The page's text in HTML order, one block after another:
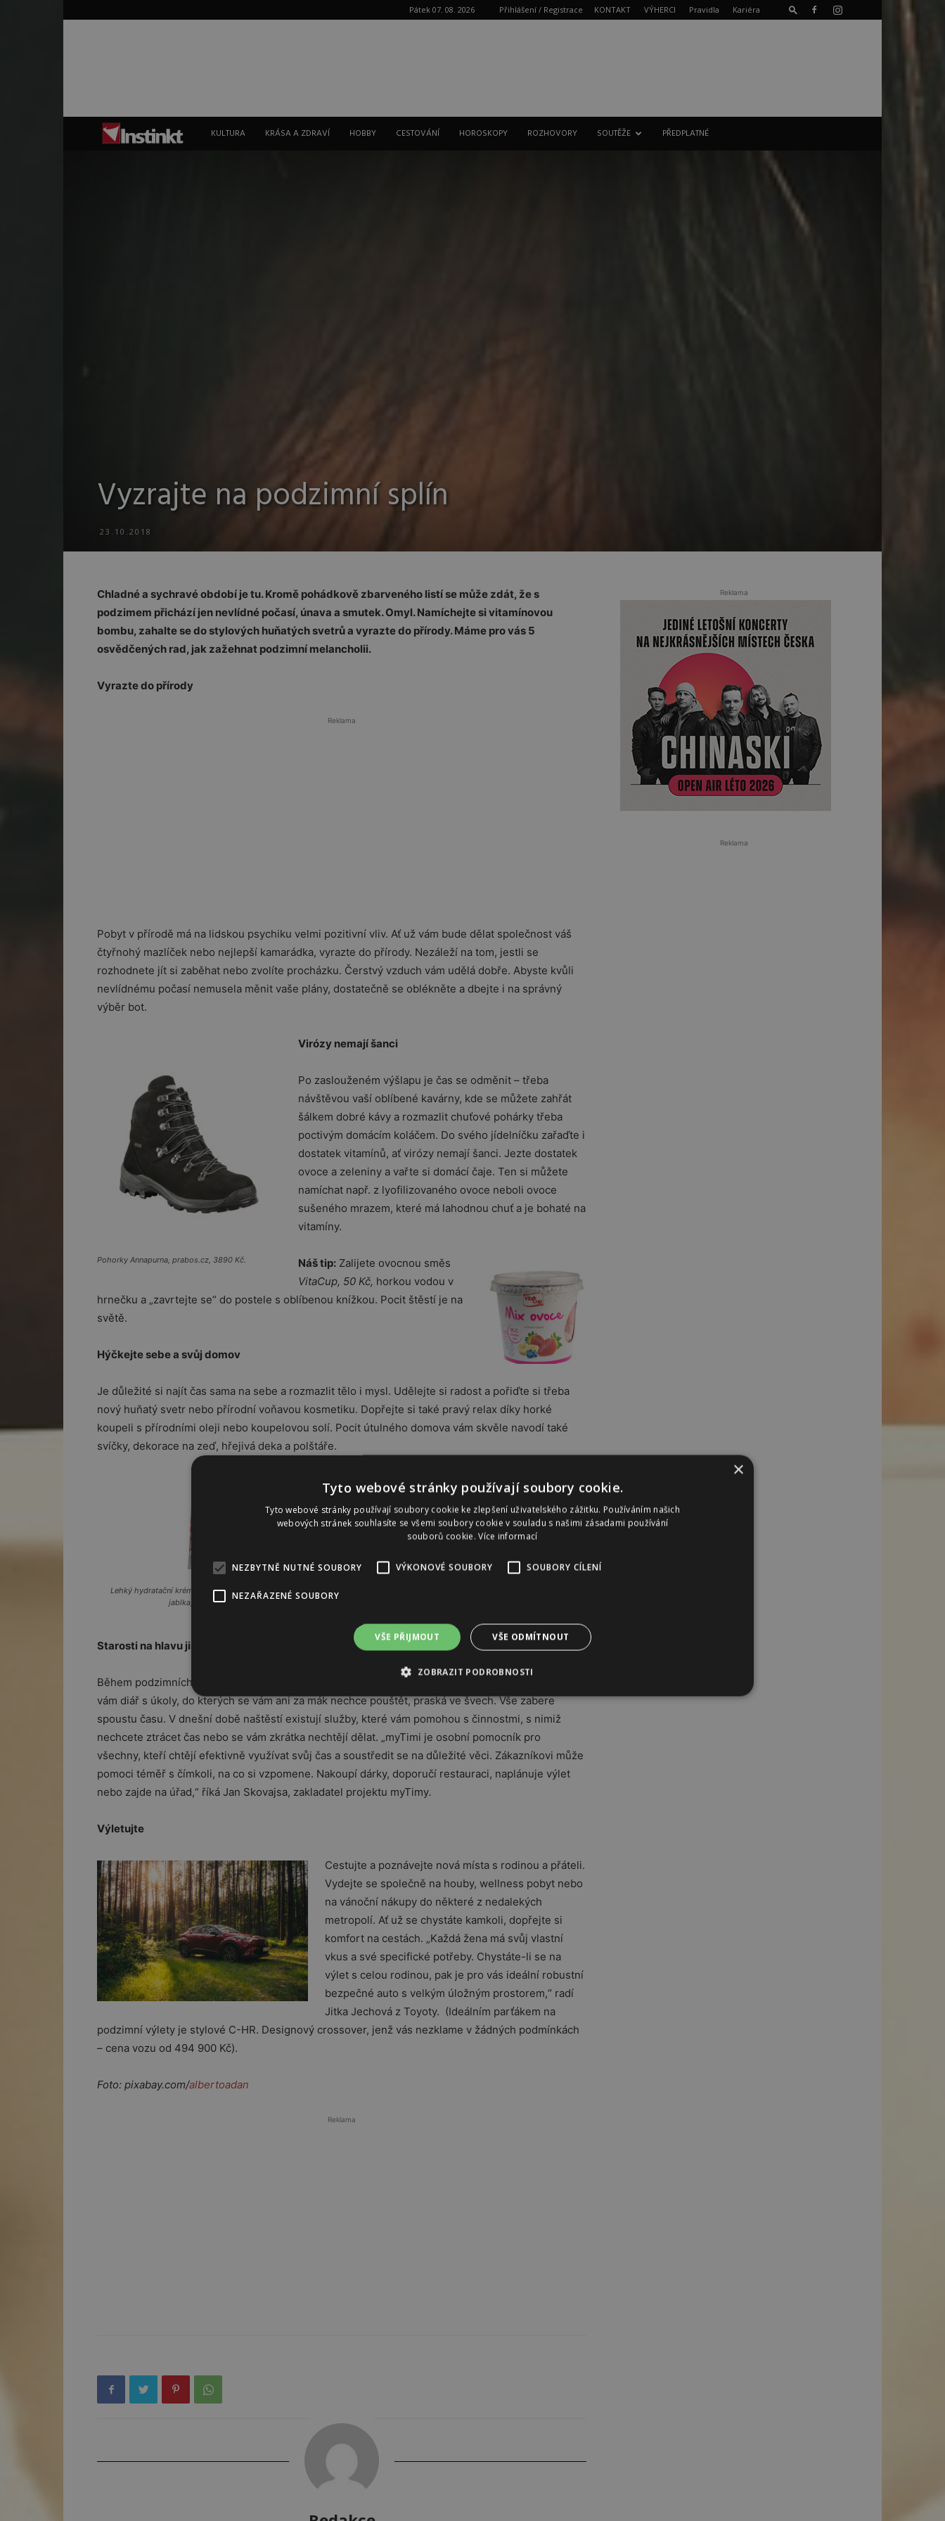
Pátek 07. 08. 2026 Přihlášení / Registrace KONTAKT VÝHERCI Pravidla Kariéra
Instinkt
KULTURA KRÁSA A ZDRAVÍ HOBBY CESTOVÁNÍ HOROSKOPY ROZHOVORY SOUTĚŽE PŘEDPLATNÉ
Vyzrajte na podzimní splín
23.10.2018
Chladné a sychravé období je tu. Kromě pohádkově zbarveného listí se může zdát, že s
podzimem přichází jen nevlídné počasí, únava a smutek. Omyl. Namíchejte si vitamínovou
bombu, zahalte se do stylových huňatých svetrů a vyrazte do přírody. Máme pro vás 5
osvědčených rad, jak zažehnat podzimní melancholii.
Vyrazte do přírody
Reklama
Pobyt v přírodě má na lidskou psychiku velmi pozitivní vliv. Ať už vám bude dělat společnost váš
čtyřnohý mazlíček nebo nejlepší kamarádka, vyrazte do přírody. Nezáleží na tom, jestli se
rozhodnete jít si zaběhat nebo zvolíte procházku. Čerstvý vzduch vám udělá dobře. Abyste kvůli
nevlídnému počasí nemusela měnit vaše plány, dostatečně se oblékněte a dbejte i na správný
výběr bot.
Pohorky Annapurna, prabos.cz, 3890 Kč.
Virózy nemají šanci
Po zaslouženém výšlapu je čas se odměnit – třeba
návštěvou vaší oblíbené kavárny, kde se můžete zahřát
šálkem dobré kávy a rozmazlit chuťové pohárky třeba
poctivým domácím koláčem. Do svého jídelníčku zařaďte i
dostatek vitamínů, ať virózy nemají šanci. Jezte dostatek
ovoce a zeleniny a vařte si domácí čaje. Ten si můžete
namíchat např. z lyofilizovaného ovoce neboli ovoce
sušeného mrazem, které má lahodnou chuť a je bohaté na
vitamíny.
Náš tip: Zalijete ovocnou směs
VitaCup, 50 Kč, horkou vodou v
hrnečku a „zavrtejte se“ do postele s oblíbenou knížkou. Pocit štěstí je na
světě.
Hýčkejte sebe a svůj domov
Je důležité si najít čas sama na sebe a rozmazlit tělo i mysl. Udělejte si radost a pořiďte si třeba
nový huňatý svetr nebo přírodní voňavou kosmetiku. Dopřejte si také pravý relax díky horké
koupeli s přírodními oleji nebo koupelovou solí. Pocit útulného domova vám skvěle navodí také
svíčky, dekorace na zeď, hřejivá deka a polštáře.
Lehký hydratační krém s neodolatelnou vůní granátového
jablka, vemzu.cz, 790 Kč.
Starosti na hlavu jiných
Během podzimních měsíců, kdy bývá už brzy tma, se energie navíc hledá těžko. Tím spíš, když
vám diář s úkoly, do kterých se vám ani za mák nechce pouštět, praská ve švech. Vše zabere
spoustu času. V dnešní době naštěstí existují služby, které vám pomohou s činnostmi, s nimiž
nechcete ztrácet čas nebo se vám zkrátka nechtějí dělat. „myTimi je osobní pomocník pro
všechny, kteří chtějí efektivně využívat svůj čas a soustředit se na důležité věci. Zákazníkovi může
pomoci téměř s čímkoli, na co si vzpomene. Nakoupí dárky, doporučí restauraci, naplánuje výlet
nebo zajde na úřad,“ říká Jan Skovajsa, zakladatel projektu myTimy.
Výletujte
Cestujte a poznávejte nová místa s rodinou a přáteli.
Vydejte se společně na houby, wellness pobyt nebo
na vánoční nákupy do některé z nedalekých
metropolí. Ať už se chystáte kamkoli, dopřejte si
komfort na cestách. „Každá žena má svůj vlastní
vkus a své specifické potřeby. Chystáte-li se na
výlet s celou rodinou, pak je pro vás ideální robustní
bezpečné auto s velkým úložným prostorem,“ radí
Jitka Jechová z Toyoty. (Ideálním parťákem na
podzimní výlety je stylové C-HR. Designový crossover, jenž vás nezklame v žádných podmínkách
– cena vozu od 494 900 Kč).
Foto: pixabay.com/albertoadan
Reklama
Reklama
Reklama
×
Tyto webové stránky používají soubory cookie.
Tyto webové stránky používají soubory cookie ke zlepšení uživatelského zážitku. Používáním našich
webových stránek souhlasíte se všemi soubory cookie v souladu s našimi zásadami používání
souborů cookie.Více informací
NEZBYTNĚ NUTNÉ SOUBORY VÝKONOVÉ SOUBORY SOUBORY CÍLENÍ
NEZAŘAZENÉ SOUBORY
VŠE PŘIJMOUT VŠE ODMÍTNOUT
ZOBRAZIT PODROBNOSTI